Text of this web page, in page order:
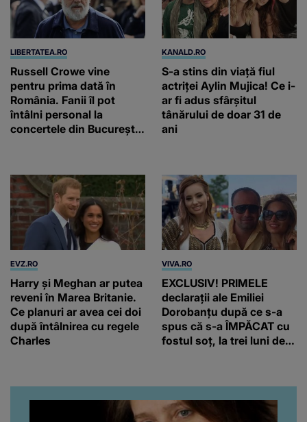
LIBERTATEA.RO
Russell Crowe vine
pentru prima dată în
România. Fanii îl pot
întâlni personal la
concertele din București
KANALD.RO
S-a stins din viață fiul
actriței Aylin Mujica! Ce i-
ar fi adus sfârșitul
tânărului de doar 31 de
ani
EVZ.RO
Harry și Meghan ar putea
reveni în Marea Britanie.
Ce planuri ar avea cei doi
după întâlnirea cu regele
Charles
VIVA.RO
EXCLUSIV! PRIMELE
declarații ale Emiliei
Dorobanțu după ce s-a
spus că s-a ÎMPĂCAT cu
fostul soț, la trei luni de
artistă i-a lăsat MASCĂ
pe toți. De data aceasta,
chiar a rupt tăcerea: